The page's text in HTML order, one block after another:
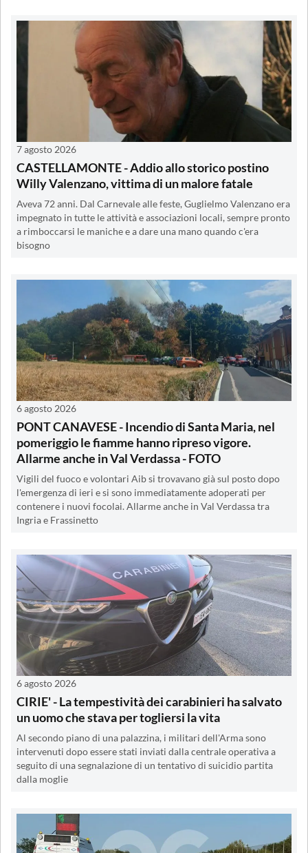
7 agosto 2026
CASTELLAMONTE - Addio allo storico postino
Willy Valenzano, vittima di un malore fatale
Aveva 72 anni. Dal Carnevale alle feste, Guglielmo Valenzano era
impegnato in tutte le attività e associazioni locali, sempre pronto
a rimboccarsi le maniche e a dare una mano quando c'era
bisogno
6 agosto 2026
PONT CANAVESE - Incendio di Santa Maria, nel
pomeriggio le fiamme hanno ripreso vigore.
Allarme anche in Val Verdassa - FOTO
Vigili del fuoco e volontari Aib si trovavano già sul posto dopo
l'emergenza di ieri e si sono immediatamente adoperati per
contenere i nuovi focolai. Allarme anche in Val Verdassa tra
Ingria e Frassinetto
6 agosto 2026
CIRIE' - La tempestività dei carabinieri ha salvato
un uomo che stava per togliersi la vita
Al secondo piano di una palazzina, i militari dell'Arma sono
intervenuti dopo essere stati inviati dalla centrale operativa a
seguito di una segnalazione di un tentativo di suicidio partita
dalla moglie